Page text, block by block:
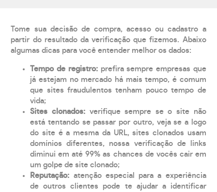
Tome sua decisão de compra, acesso ou cadastro a
partir do resultado da verificação que fizemos. Abaixo
algumas dicas para você entender melhor os dados:
Tempo de registro: prefira sempre empresas que
já estejam no mercado há mais tempo, é comum
que sites fraudulentos tenham pouco tempo de
vida;
Sites clonados: verifique sempre se o site não
está tentando se passar por outro, veja se a logo
do site é a mesma da URL, sites clonados usam
domínios diferentes, nossa verificação de links
diminui em até 99% as chances de vocês cair em
um golpe de site clonado;
Reputação: atenção especial para a experiência
de outros clientes pode te ajudar a identificar